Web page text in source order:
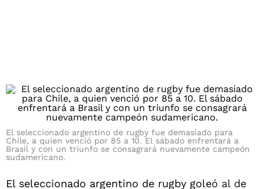
El seleccionado argentino de rugby fue demasiado para
Chile, a quien venció por 85 a 10. El sábado enfrentará a
Brasil y con un triunfo se consagrará nuevamente campeón
sudamericano.
El seleccionado argentino de rugby goleó al de